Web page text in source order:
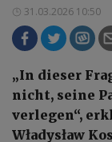
31.03.2026 10:50
„In dieser
nicht, seine
verlegen“,
Władysław